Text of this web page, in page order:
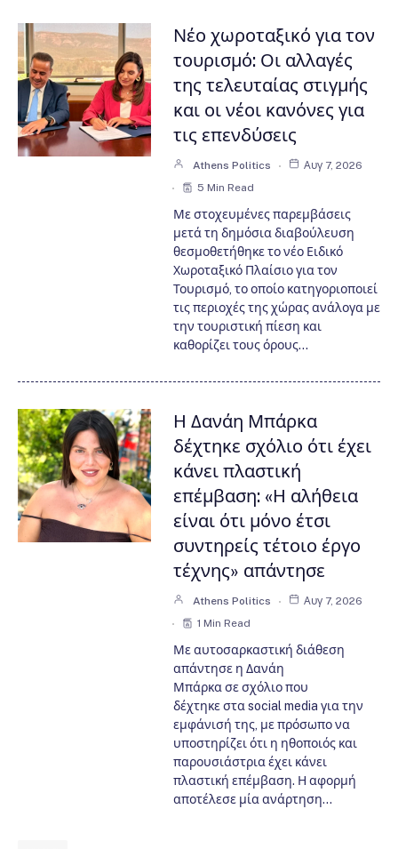
Νέο χωροταξικό για τον
τουρισμό: Οι αλλαγές
της τελευταίας στιγμής
και οι νέοι κανόνες για
τις επενδύσεις
Athens Politics
Αυγ 7, 2026
5 Min Read
Με στοχευμένες παρεμβάσεις
μετά τη δημόσια διαβούλευση
θεσμοθετήθηκε το νέο Ειδικό
Χωροταξικό Πλαίσιο για τον
Τουρισμό, το οποίο κατηγοριοποιεί
τις περιοχές της χώρας ανάλογα με
την τουριστική πίεση και
καθορίζει τους όρους…
Η Δανάη Μπάρκα
δέχτηκε σχόλιο ότι έχει
κάνει πλαστική
επέμβαση: «Η αλήθεια
είναι ότι μόνο έτσι
συντηρείς τέτοιο έργο
τέχνης» απάντησε
Athens Politics
Αυγ 7, 2026
1 Min Read
Με αυτοσαρκαστική διάθεση
απάντησε η Δανάη
Μπάρκα σε σχόλιο που
δέχτηκε στα social media για την
εμφάνισή της, με πρόσωπο να
υποστηρίζει ότι η ηθοποιός και
παρουσιάστρια έχει κάνει
πλαστική επέμβαση. Η αφορμή
αποτέλεσε μία ανάρτηση…